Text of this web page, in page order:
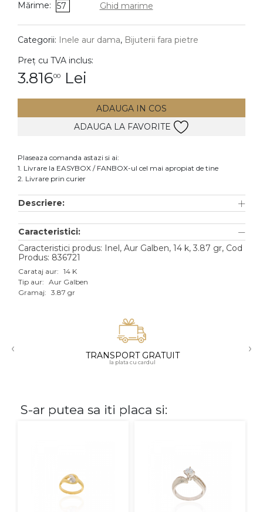
DIAMANTE Vezi toate
Cercei
Accesorii
Aur alb
Aur roz
Aur mixt
18K
Mărime: 57 Ghid marime
Categorii: Inele aur dama, Bijuterii fara pietre
Preț cu TVA inclus:
3.81600 Lei
ADAUGA IN COS
ADAUGA LA FAVORITE
Plaseaza comanda astazi si ai:
1. Livrare la EASYBOX / FANBOX-ul cel mai apropiat de tine
2. Livrare prin curier
Descriere:
Caracteristici:
Caracteristici produs: Inel, Aur Galben, 14 k, 3.87 gr, Cod
Produs: 836721
Carataj aur: 14 K
Tip aur: Aur Galben
Gramaj: 3.87 gr
‹ TRANSPORT GRATUIT
la plata cu cardul
›
S-ar putea sa iti placa si: